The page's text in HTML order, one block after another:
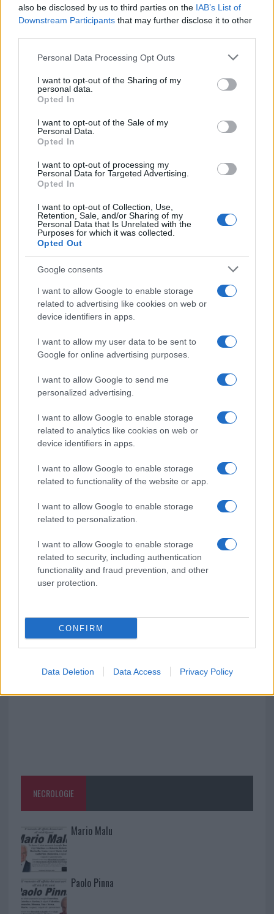
also be disclosed by us to third parties on the IAB’s List of
Downstream Participants that may further disclose it to other
Please note that this website/app uses one or more Google
not limited to your visit or usage behaviour. You may click to
grant or deny consent to Google and its third-party tags to
use your data for below specified purposes in below Google
consent section.
Personal Data Processing Opt Outs
I want to opt-out of the Sharing of my
personal data.
Opted In
I want to opt-out of the Sale of my
Personal Data.
Opted In
I want to opt-out of processing my
Personal Data for Targeted Advertising.
Opted In
I want to opt-out of Collection, Use,
Retention, Sale, and/or Sharing of my
Personal Data that Is Unrelated with the
Purposes for which it was collected.
Opted Out
Google consents
I want to allow Google to enable storage
related to advertising like cookies on web or
device identifiers in apps.
I want to allow my user data to be sent to
Google for online advertising purposes.
I want to allow Google to send me
personalized advertising.
I want to allow Google to enable storage
related to analytics like cookies on web or
device identifiers in apps.
I want to allow Google to enable storage
related to functionality of the website or app.
I want to allow Google to enable storage
related to personalization.
I want to allow Google to enable storage
related to security, including authentication
functionality and fraud prevention, and other
user protection.
CONFIRM
Data Deletion Data Access Privacy Policy
Ricevi le nostre ultime news
da
Condividi l'articolo
F
a
ce
b
o
o
k
T
w
it
te
r
Pi
n
te
re
st
W
h
at
s
A
p
p
S
h
a
re
Articolo precedente
Prossimo articolo
NOTIZIE RECENTI
Ristorante distrutto dalle fiamme a La
Maddalena, incendio a Monti d’à rena
Le previsioni meteo per il weekend a Olbia e in
Gallura
Michelle Hunziker in Gallura, bella anche dal
vivo: un amico vip svela come fa
Calangianus, dopo le polemiche il centro
accoglienza minori chiude
Olbia, divieto di sosta contro spaccio e degrado:
Pausa caffè impeccabile: come scegliere la
soluzione ideale per la casa e l’ufficio
Monte Pino, la fine di un lungo dolore: storia e
rinascita della strada che segnò la Gallura
NECROLOGIE
Mario Malu
Paolo Pinna